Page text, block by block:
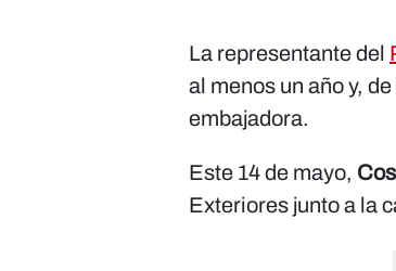
La representante del
al menos un año y,
embajadora.
Este 14 de mayo,
Exteriores junto a la